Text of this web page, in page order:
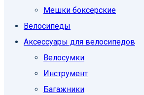
Мешки боксерские
Велосипеды
Аксессуары для велосипедов
Велосумки
Инструмент
Багажники